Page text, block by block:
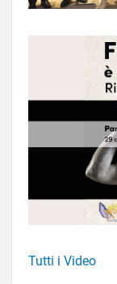
Tutti i Video